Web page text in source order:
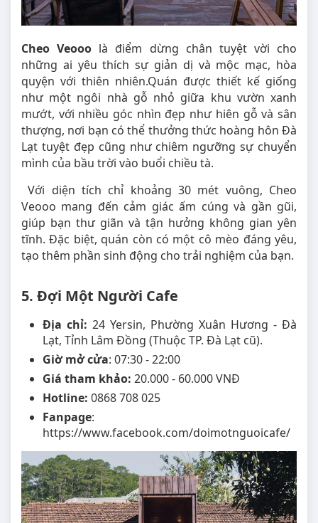
Cheo Veooo là điểm dừng chân tuyệt vời cho
những ai yêu thích sự giản dị và mộc mạc, hòa
quyện với thiên nhiên.Quán được thiết kế giống
như một ngôi nhà gỗ nhỏ giữa khu vườn xanh
mướt, với nhiều góc nhìn đẹp như hiên gỗ và sân
thượng, nơi bạn có thể thưởng thức hoàng hôn Đà
Lạt tuyệt đẹp cũng như chiêm ngưỡng sự chuyển
mình của bầu trời vào buổi chiều tà.
Với diện tích chỉ khoảng 30 mét vuông, Cheo
Veooo mang đến cảm giác ấm cúng và gần gũi,
giúp bạn thư giãn và tận hưởng không gian yên
tĩnh. Đặc biệt, quán còn có một cô mèo đáng yêu,
tạo thêm phần sinh động cho trải nghiệm của bạn.
5. Đợi Một Người Cafe
Địa chỉ: 24 Yersin, Phường Xuân Hương - Đà
Lạt, Tỉnh Lâm Đồng (Thuộc TP. Đà Lạt cũ).
Giờ mở cửa: 07:30 - 22:00
Giá tham khảo: 20.000 - 60.000 VNĐ
Hotline: 0868 708 025
Fanpage:
https://www.facebook.com/doimotnguoicafe/